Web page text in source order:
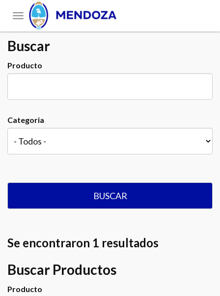
Toggle
navigation
Buscar
Producto
Categoria
BUSCAR
Se encontraron 1 resultados
Buscar Productos
Producto